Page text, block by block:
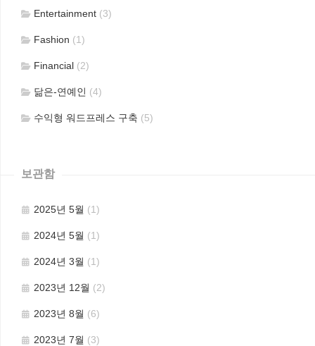
Entertainment (3)
Fashion (1)
Financial (2)
닮은-연예인 (4)
수익형 워드프레스 구축 (5)
보관함
2025년 5월 (1)
2024년 5월 (1)
2024년 3월 (1)
2023년 12월 (2)
2023년 8월 (6)
2023년 7월 (3)